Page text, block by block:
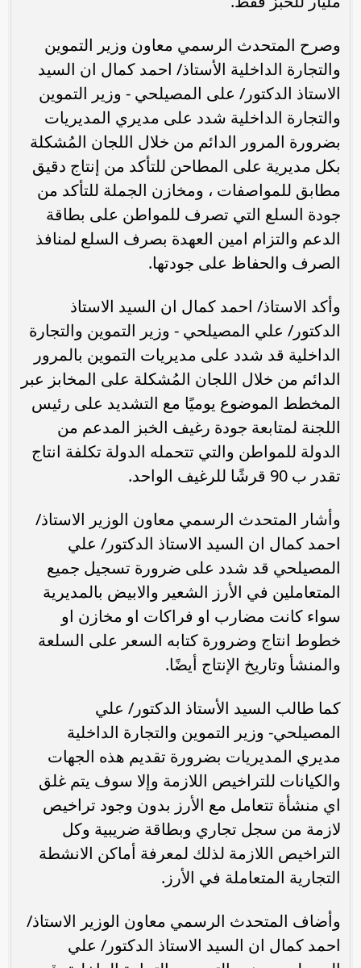
وصرح المتحدث الرسمي معاون وزير التموين
والتجارة الداخلية الأستاذ/ ‏احمد كمال ان السيد
الاستاذ الدكتور/ على المصيلحي - وزير التموين
‏والتجارة الداخلية شدد على مديري المديريات
بضرورة المرور الدائم من خلال ‏اللجان المُشكلة
بكل مديرية على المطاحن للتأكد من إنتاج دقيق
مطابق ‏للمواصفات ، ومخازن الجملة للتأكد من
جودة السلع التي تصرف للمواطن ‏على بطاقة
الدعم والتزام امين العهدة بصرف السلع لمنافذ
الصرف والحفاظ على ‏جودتها.
وأكد الاستاذ/ احمد كمال ان السيد الاستاذ
الدكتور/ علي المصيلحي ‏‏- وزير التموين والتجارة
الداخلية قد شدد على مديريات التموين بالمرور
‏الدائم من خلال اللجان المُشكلة على المخابز عبر
المخطط الموضوع يوميًا مع ‏التشديد على رئيس
اللجنة لمتابعة جودة رغيف الخبز المدعم من
الدولة ‏للمواطن والتي تتحمله الدولة تكلفة انتاج
تقدر ب 90 قرشًا للرغيف الواحد.
وأشار المتحدث الرسمي معاون الوزير ‏الاستاذ/
احمد كمال ان السيد الاستاذ الدكتور/ علي
المصيلحي قد شدد على ‏ضرورة تسجيل جميع
المتعاملين في الأرز الشعير والابيض بالمديرية
سواء كانت ‏مضارب او فراكات او مخازن او
خطوط انتاج وضرورة كتابه السعر على السلعة
والمنشأ وتاريخ الإنتاج أيضًا.
كما طالب ‏السيد الأستاذ الدكتور/ علي
المصيلحي- وزير التموين والتجارة الداخلية
‏مديري المديريات بضرورة تقديم هذه الجهات
والكيانات للتراخيص اللازمة وإلا سوف ‏يتم غلق
اي منشأة تتعامل مع الأرز بدون وجود تراخيص
لازمة من سجل ‏تجاري وبطاقة ضريبية وكل
التراخيص اللازمة لذلك لمعرفة أماكن الانشطة
‏التجارية المتعاملة في الأرز.
وأضاف المتحدث الرسمي معاون الوزير الاستاذ/
احمد كمال ‏ان السيد الاستاذ الدكتور/ علي